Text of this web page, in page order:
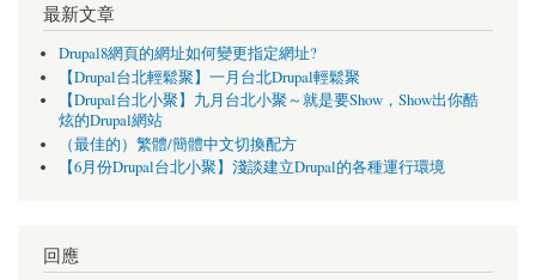
最新文章
Drupal8網頁的網址如何變更指定網址?
【Drupal台北輕鬆聚】一月台北Drupal輕鬆聚
【Drupal台北小聚】九月台北小聚～就是要Show，Show出你酷
炫的Drupal網站
（最佳的）繁體/簡體中文切換配方
【6月份Drupal台北小聚】淺談建立Drupal的各種運行環境
回應